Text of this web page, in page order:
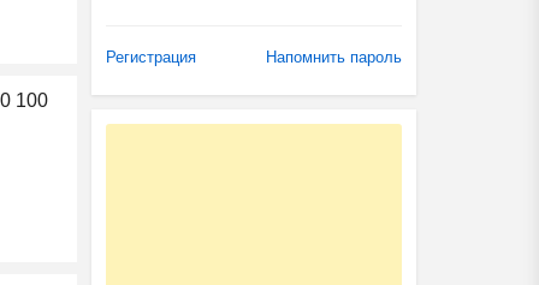
100
Регистрация Напомнить пароль